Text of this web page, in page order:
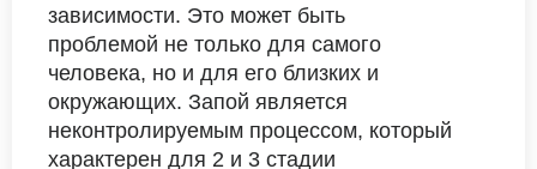
зависимости. Это может быть
проблемой не только для самого
человека, но и для его близких и
окружающих. Запой является
неконтролируемым процессом, который
характерен для 2 и 3 стадии